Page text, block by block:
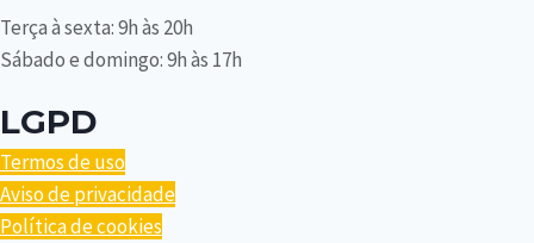
Terça à sexta: 9h às 20h
Sábado e domingo: 9h às 17h
LGPD
Termos de uso
Aviso de privacidade
Política de cookies